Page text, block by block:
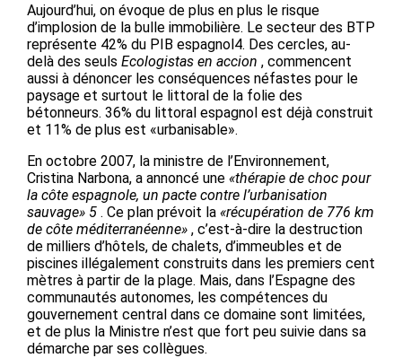
Aujourd’hui, on évoque de plus en plus le risque
d’implosion de la bulle immobilière. Le secteur des BTP
représente 42% du PIB espagnol4. Des cercles, au-
delà des seuls Ecologistas en accion , commencent
aussi à dénoncer les conséquences néfastes pour le
paysage et surtout le littoral de la folie des
bétonneurs. 36% du littoral espagnol est déjà construit
et 11% de plus est «urbanisable».
En octobre 2007, la ministre de l’Environnement,
Cristina Narbona, a annoncé une «thérapie de choc pour
la côte espagnole, un pacte contre l’urbanisation
sauvage» 5 . Ce plan prévoit la «récupération de 776 km
de côte méditerranéenne» , c’est-à-dire la destruction
de milliers d’hôtels, de chalets, d’immeubles et de
piscines illégalement construits dans les premiers cent
mètres à partir de la plage. Mais, dans l’Espagne des
communautés autonomes, les compétences du
gouvernement central dans ce domaine sont limitées,
et de plus la Ministre n’est que fort peu suivie dans sa
démarche par ses collègues.